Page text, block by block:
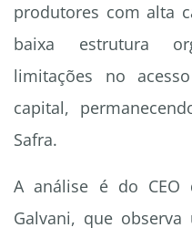
produtores com alta
baixa estrutura
limitações no
capital,
Safra.
A análise é do CEO
Galvani, que